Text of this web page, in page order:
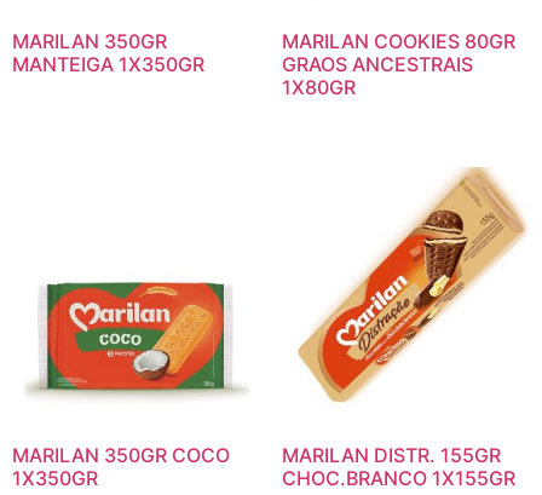
MARILAN 350GR
MANTEIGA 1X350GR
MARILAN COOKIES 80GR
GRAOS ANCESTRAIS
1X80GR
MARILAN 350GR COCO
1X350GR
MARILAN DISTR. 155GR
CHOC.BRANCO 1X155GR